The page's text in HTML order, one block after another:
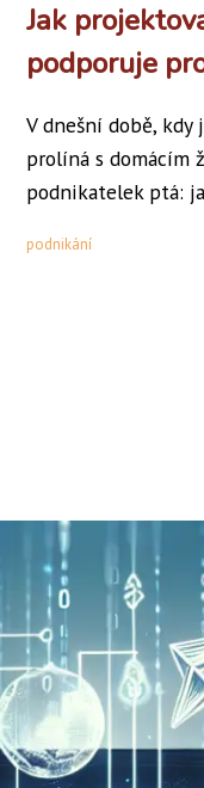
Jak
podporuje
V dnešní době,
prolíná s domácím
podnikatelek ptá:
podnikání